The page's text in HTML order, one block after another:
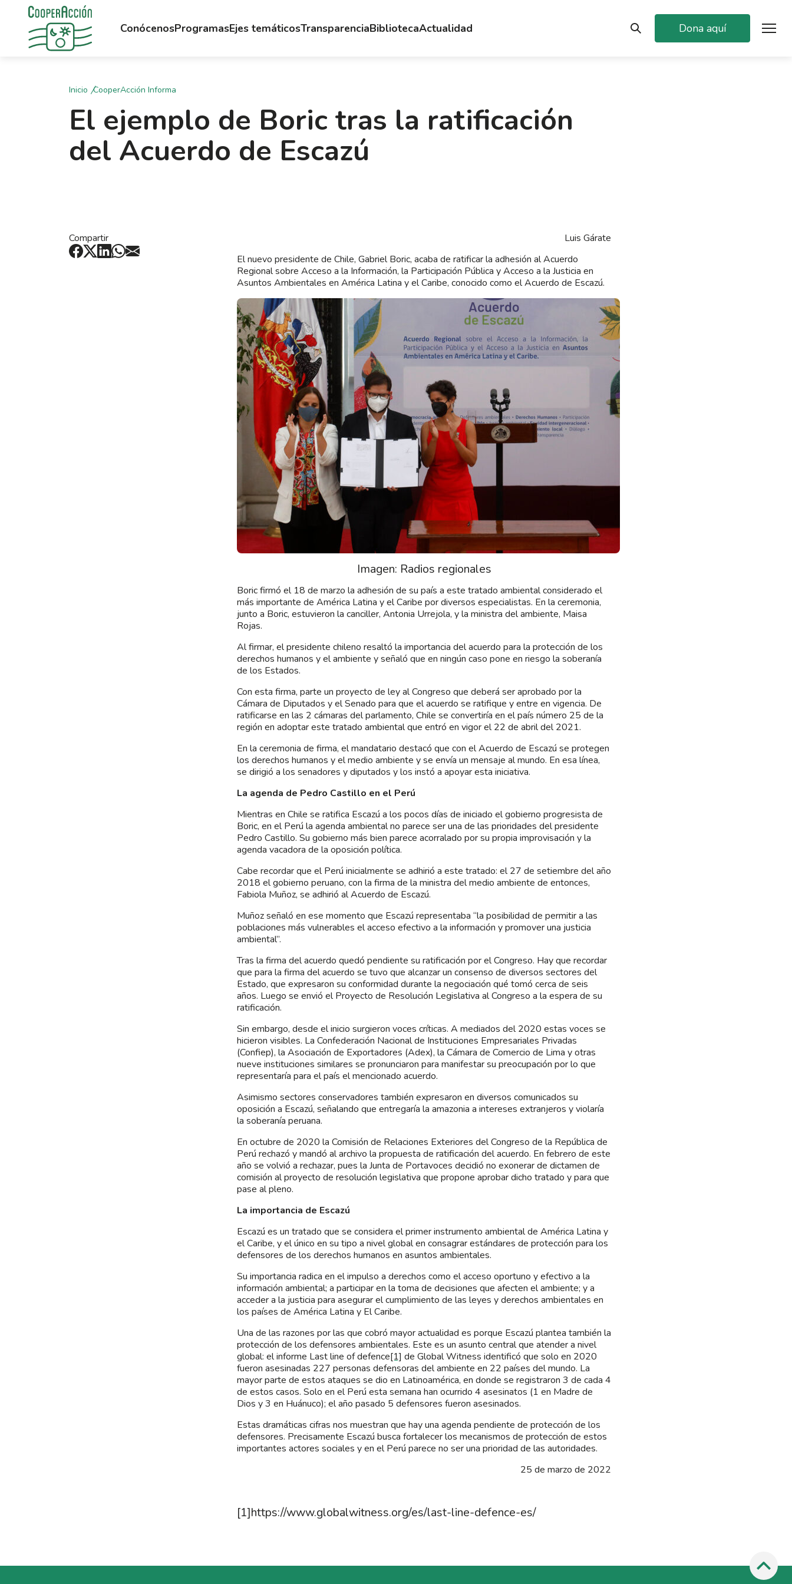
ConócenosProgramasEjes temáticosTransparenciaBibliotecaActualidad Dona aquí
Inicio CooperAcción Informa
El ejemplo de Boric tras la ratificación
del Acuerdo de Escazú
Compartir
Luis Gárate
El nuevo presidente de Chile, Gabriel Boric, acaba de ratificar la adhesión al Acuerdo
Regional sobre Acceso a la Información, la Participación Pública y Acceso a la Justicia en
Asuntos Ambientales en América Latina y el Caribe, conocido como el Acuerdo de Escazú.
Imagen: Radios regionales
Boric firmó el 18 de marzo la adhesión de su país a este tratado ambiental considerado el
más importante de América Latina y el Caribe por diversos especialistas. En la ceremonia,
junto a Boric, estuvieron la canciller, Antonia Urrejola, y la ministra del ambiente, Maisa
Rojas.
Al firmar, el presidente chileno resaltó la importancia del acuerdo para la protección de los
derechos humanos y el ambiente y señaló que en ningún caso pone en riesgo la soberanía
de los Estados.
Con esta firma, parte un proyecto de ley al Congreso que deberá ser aprobado por la
Cámara de Diputados y el Senado para que el acuerdo se ratifique y entre en vigencia. De
ratificarse en las 2 cámaras del parlamento, Chile se convertiría en el país número 25 de la
región en adoptar este tratado ambiental que entró en vigor el 22 de abril del 2021.
En la ceremonia de firma, el mandatario destacó que con el Acuerdo de Escazú se protegen
los derechos humanos y el medio ambiente y se envía un mensaje al mundo. En esa línea,
se dirigió a los senadores y diputados y los instó a apoyar esta iniciativa.
La agenda de Pedro Castillo en el Perú
Mientras en Chile se ratifica Escazú a los pocos días de iniciado el gobierno progresista de
Boric, en el Perú la agenda ambiental no parece ser una de las prioridades del presidente
Pedro Castillo. Su gobierno más bien parece acorralado por su propia improvisación y la
agenda vacadora de la oposición política.
Cabe recordar que el Perú inicialmente se adhirió a este tratado: el 27 de setiembre del año
2018 el gobierno peruano, con la firma de la ministra del medio ambiente de entonces,
Fabiola Muñoz, se adhirió al Acuerdo de Escazú.
Muñoz señaló en ese momento que Escazú representaba “la posibilidad de permitir a las
poblaciones más vulnerables el acceso efectivo a la información y promover una justicia
ambiental”.
Tras la firma del acuerdo quedó pendiente su ratificación por el Congreso. Hay que recordar
que para la firma del acuerdo se tuvo que alcanzar un consenso de diversos sectores del
Estado, que expresaron su conformidad durante la negociación qué tomó cerca de seis
años. Luego se envió el Proyecto de Resolución Legislativa al Congreso a la espera de su
ratificación.
Sin embargo, desde el inicio surgieron voces críticas. A mediados del 2020 estas voces se
hicieron visibles. La Confederación Nacional de Instituciones Empresariales Privadas
(Confiep), la Asociación de Exportadores (Adex), la Cámara de Comercio de Lima y otras
nueve instituciones similares se pronunciaron para manifestar su preocupación por lo que
representaría para el país el mencionado acuerdo.
Asimismo sectores conservadores también expresaron en diversos comunicados su
oposición a Escazú, señalando que entregaría la amazonia a intereses extranjeros y violaría
la soberanía peruana.
En octubre de 2020 la Comisión de Relaciones Exteriores del Congreso de la República de
Perú rechazó y mandó al archivo la propuesta de ratificación del acuerdo. En febrero de este
año se volvió a rechazar, pues la Junta de Portavoces decidió no exonerar de dictamen de
comisión al proyecto de resolución legislativa que propone aprobar dicho tratado y para que
pase al pleno.
La importancia de Escazú
Escazú es un tratado que se considera el primer instrumento ambiental de América Latina y
el Caribe, y el único en su tipo a nivel global en consagrar estándares de protección para los
defensores de los derechos humanos en asuntos ambientales.
Su importancia radica en el impulso a derechos como el acceso oportuno y efectivo a la
información ambiental; a participar en la toma de decisiones que afecten el ambiente; y a
acceder a la justicia para asegurar el cumplimiento de las leyes y derechos ambientales en
los países de América Latina y El Caribe.
Una de las razones por las que cobró mayor actualidad es porque Escazú plantea también la
protección de los defensores ambientales. Este es un asunto central que atender a nivel
global: el informe Last line of defence[1] de Global Witness identificó que solo en 2020
fueron asesinadas 227 personas defensoras del ambiente en 22 países del mundo. La
mayor parte de estos ataques se dio en Latinoamérica, en donde se registraron 3 de cada 4
de estos casos. Solo en el Perú esta semana han ocurrido 4 asesinatos (1 en Madre de
Dios y 3 en Huánuco); el año pasado 5 defensores fueron asesinados.
Estas dramáticas cifras nos muestran que hay una agenda pendiente de protección de los
defensores. Precisamente Escazú busca fortalecer los mecanismos de protección de estos
importantes actores sociales y en el Perú parece no ser una prioridad de las autoridades.
25 de marzo de 2022
[1]https://www.globalwitness.org/es/last-line-defence-es/